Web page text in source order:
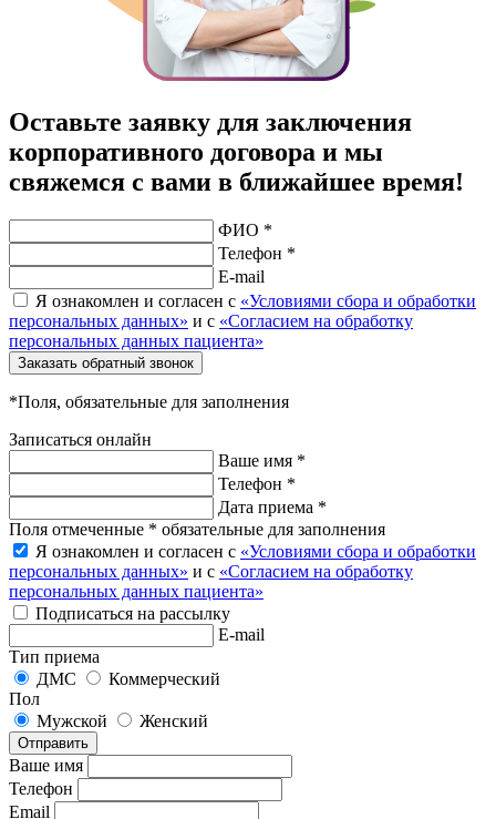
Оставьте заявку для заключения
корпоративного договора и мы
свяжемся с вами в ближайшее время!
ФИО *
Телефон *
E-mail
Я ознакомлен и согласен с «Условиями сбора и обработки
персональных данных» и с «Согласием на обработку
персональных данных пациента»
Заказать обратный звонок
*Поля, обязательные для заполнения
Записаться онлайн
Ваше имя *
Телефон *
Дата приема *
Поля отмеченные * обязательные для заполнения
Я ознакомлен и согласен с «Условиями сбора и обработки
персональных данных» и с «Согласием на обработку
персональных данных пациента»
Подписаться на рассылку
E-mail
Тип приема
ДМС
Коммерческий
Пол
Мужской
Женский
Отправить
Ваше имя
Телефон
Email